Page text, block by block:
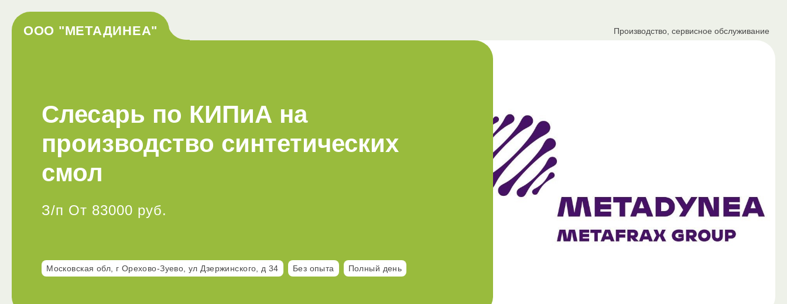
ООО "МЕТАДИНЕА" Производство, сервисное обслуживание
Слесарь по КИПиА на
производство синтетических
смол
З/п От 83000 руб.
Московская обл, г Орехово-Зуево, ул Дзержинского, д 34 Без опыта Полный день